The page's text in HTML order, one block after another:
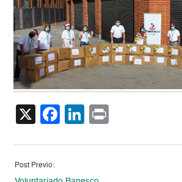
X Facebook
LinkedIn
Post Previo: